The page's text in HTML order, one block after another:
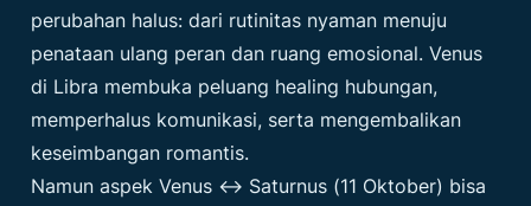
perubahan halus: dari rutinitas nyaman menuju
penataan ulang peran dan ruang emosional. Venus
di Libra membuka peluang healing hubungan,
memperhalus komunikasi, serta mengembalikan
keseimbangan romantis.
Namun aspek Venus ↔ Saturnus (11 Oktober) bisa